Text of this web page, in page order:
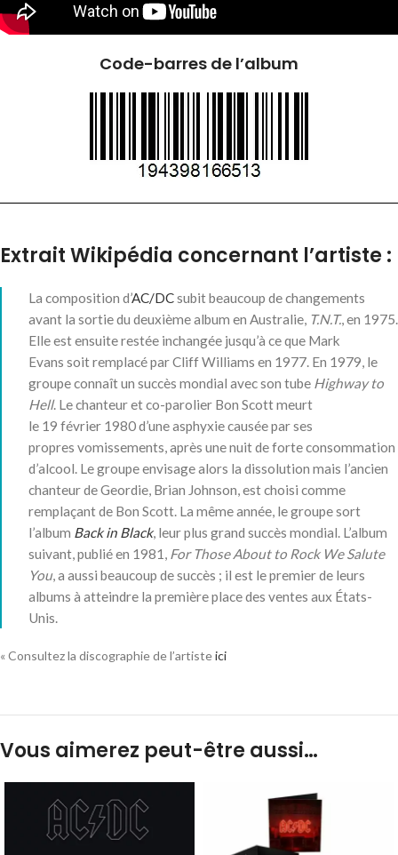
Code-barres de l’album
Extrait Wikipédia concernant l’artiste :
La composition d’AC/DCsubit beaucoup de changements
avant la sortie du deuxième album en Australie, T.N.T., en 1975.
Elle est ensuite restée inchangée jusqu’à ce que Mark
Evans soit remplacé par Cliff Williams en 1977. En 1979, le
groupe connaît un succès mondial avec son tube Highway to
Hell. Le chanteur et co-parolier Bon Scott meurt
le 19 février 1980d’une asphyxie causée par ses
propres vomissements, après une nuit de forte consommation
d’alcool. Le groupe envisage alors la dissolution mais l’ancien
chanteur de Geordie, Brian Johnson, est choisi comme
remplaçant de Bon Scott. La même année, le groupe sort
l’album Back in Black, leur plus grand succès mondial. L’album
suivant, publié en 1981, For Those About to Rock We Salute
You, a aussi beaucoup de succès ; il est le premier de leurs
albums à atteindre la première place des ventes aux États-
Unis.
« Consultez la discographie de l’artisteici
Vous aimerez peut-être aussi…